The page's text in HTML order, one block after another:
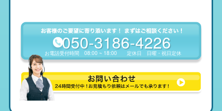
050-3186-4226
お電話受付時間08:00 ~ 18:00 定休日 日曜・祝日定休